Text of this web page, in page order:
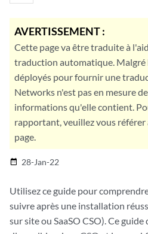
AVERTISSEMENT :
Cette page va être traduite à
traduction automatique. Malgré
déployés pour fournir une
Networks n'est pas en mesure
informations qu'elle contient.
rapportant, veuillez vous référer
page.
date_range 28-Jan-22
Utilisez ce guide pour
suivre après une installation
sur site ou SaaSO CSO). Ce